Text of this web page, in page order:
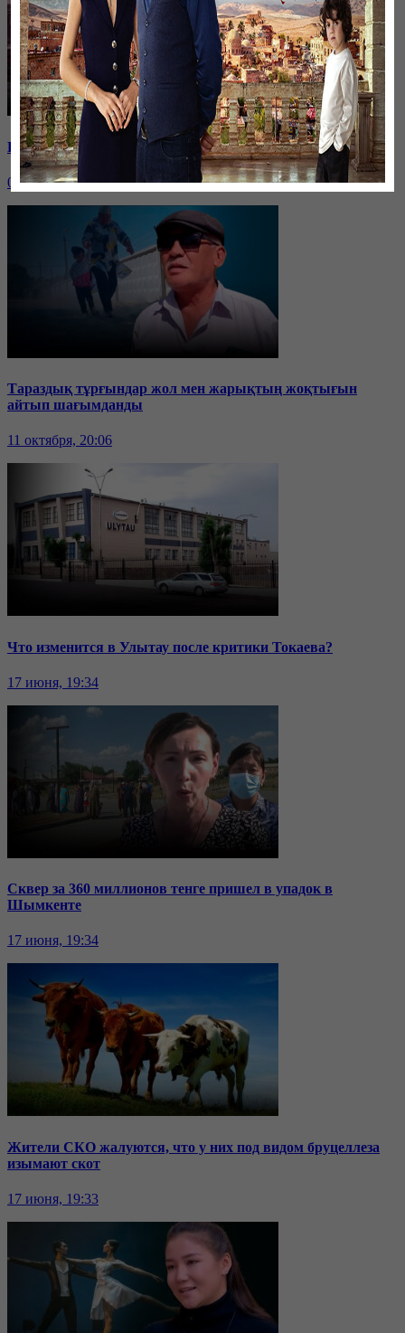
Единственный заработок: закроют ли угольные шахты?
04 ноября, 20:23
Тараздық тұрғындар жол мен жарықтың жоқтығын
айтып шағымданды
11 октября, 20:06
Что изменится в Улытау после критики Токаева?
17 июня, 19:34
Сквер за 360 миллионов тенге пришел в упадок в
Шымкенте
17 июня, 19:34
Жители СКО жалуются, что у них под видом бруцеллеза
изымают скот
17 июня, 19:33